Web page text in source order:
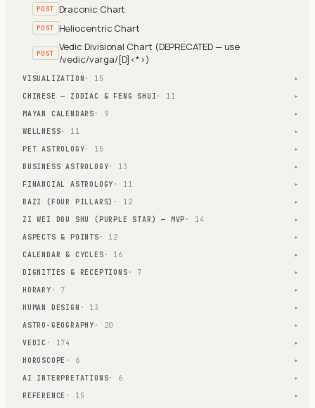
POST Draconic Chart
POST Heliocentric Chart
POST Vedic Divisional Chart (DEPRECATED — use
/vedic/varga/{D}<*>)
VISUALIZATION · 15 ▾
CHINESE — ZODIAC & FENG SHUI · 11 ▾
MAYAN CALENDARS · 9 ▾
WELLNESS· 11 ▾
PET ASTROLOGY· 15 ▾
BUSINESS ASTROLOGY· 13 ▾
FINANCIAL ASTROLOGY · 11 ▾
BAZI (FOUR PILLARS) · 12 ▾
ZI WEI DOU SHU (PURPLE STAR) — MVP · 14 ▾
ASPECTS & POINTS · 12 ▾
CALENDAR & CYCLES · 16 ▾
DIGNITIES & RECEPTIONS · 7 ▾
HORARY · 7 ▾
HUMAN DESIGN · 13 ▾
ASTRO-GEOGRAPHY · 20 ▾
VEDIC · 174 ▾
HOROSCOPE · 6 ▾
AI INTERPRETATIONS· 6 ▾
REFERENCE · 15 ▾